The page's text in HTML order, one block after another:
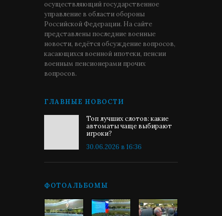
осуществляющий государственное
управление в области обороны
Российской Федерации. На сайте
представлены последние военные
новости, ведётся обсуждение вопросов,
касающихся военной ипотеки, пенсии
военным пенсионерами прочих
вопросов.
ГЛАВНЫЕ НОВОСТИ
Топ лучших слотов: какие
автоматы чаще выбирают
игроки?
30.06.2026 в 16:36
ФОТОАЛЬБОМЫ